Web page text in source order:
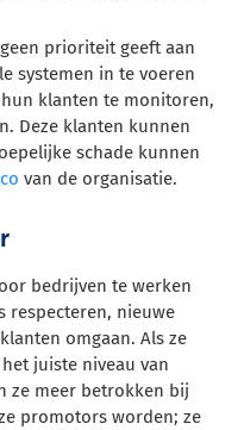
prioriteit geeft aan
systemen in te voeren
klanten te monitoren,
Deze klanten kunnen
schade kunnen
van de organisatie.
bedrijven te werken
respecteren, nieuwe
omgaan. Als ze
juiste niveau van
ze meer betrokken bij
promotors worden; ze